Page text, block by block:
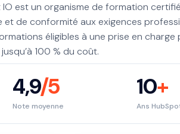
est un organisme de formation
et de conformité aux exigences
éligibles à une prise en charge
100 % du coût.
4,9/5
Note moyenne
10+
Ans